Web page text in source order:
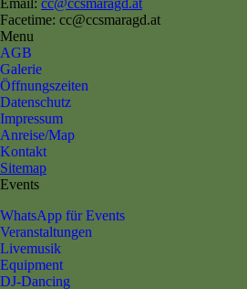
Facetime: cc@ccsmaragd.at
Menu
AGB
Galerie
Öffnungszeiten
Datenschutz
Impressum
Anreise/Map
Kontakt
Sitemap
Events
WhatsApp für Events
Veranstaltungen
Livemusik
Equipment
DJ-Dancing